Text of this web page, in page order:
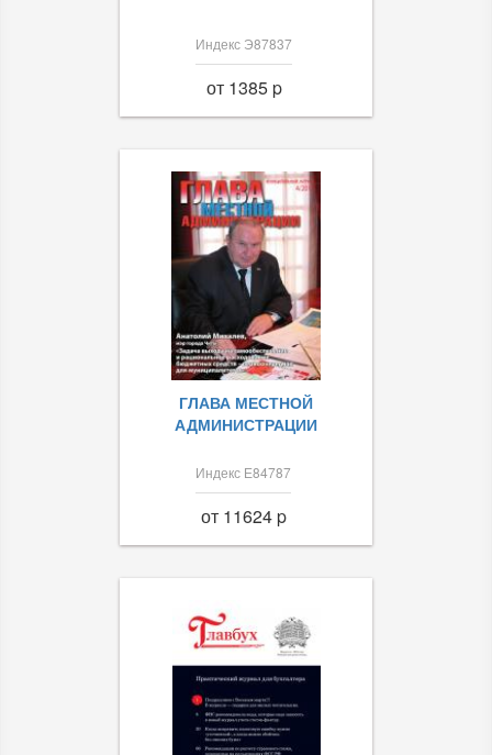
Индекс Э87837
от 1385 p
ГЛАВА МЕСТНОЙ
АДМИНИСТРАЦИИ
Индекс Е84787
от 11624 p